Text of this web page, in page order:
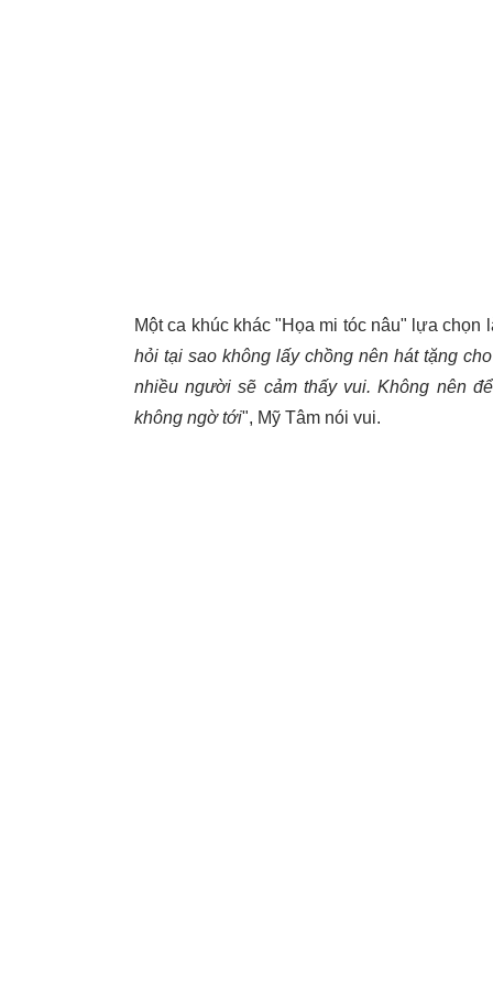
Một ca khúc khác "Họa mi tóc nâu" lựa chọn
hỏi tại sao không lấy chồng nên hát tặng
nhiều người sẽ cảm thấy vui. Không nên
không ngờ tới", Mỹ Tâm nói vui.